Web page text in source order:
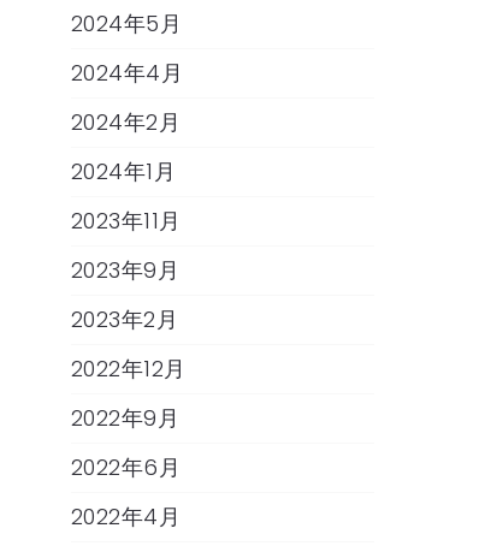
2024年5月
2024年4月
2024年2月
2024年1月
2023年11月
2023年9月
2023年2月
2022年12月
2022年9月
2022年6月
2022年4月